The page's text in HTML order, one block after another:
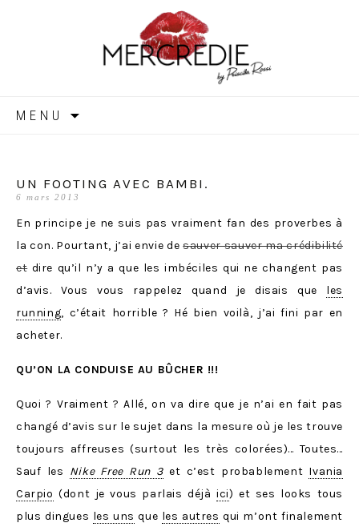
MERCREDIE
MENU
UN FOOTING AVEC BAMBI.
6 mars 2013
En principe je ne suis pas vraiment fan des proverbes à
la con. Pourtant, j’ai envie desauver sauver ma crédibilité
etdire qu’il n’y a que les imbéciles qui ne changent pas
d’avis. Vous vous rappelez quand je disais que les
running, c’était horrible ? Hé bien voilà, j’ai fini par en
acheter.
QU’ON LA CONDUISE AU BÛCHER !!!
Quoi ? Vraiment ? Allé, on va dire que je n’ai en fait pas
changé d’avis sur le sujet dans la mesure où je les trouve
toujours affreuses (surtout les très colorées)… Toutes…
Sauf les Nike Free Run 3et c’est probablement Ivania
Carpio (dont je vous parlais déjàici) et ses looks tous
plus dingues les uns que les autres qui m’ont finalement